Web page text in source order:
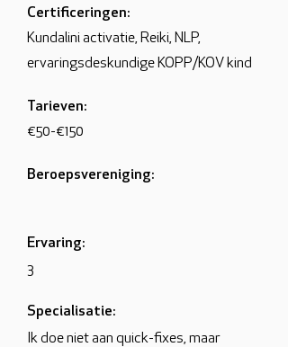
Certificeringen:
Kundalini activatie, Reiki, NLP,
ervaringsdeskundige KOPP/KOV kind
Tarieven:
€50-€150
Beroepsvereniging:
Ervaring:
3
Specialisatie:
Ik doe niet aan quick-fixes, maar